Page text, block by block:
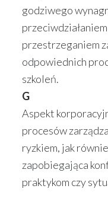
godziwego
przestrzeganiem
odpowiednich
szkoleń.
G
Aspekt
procesów
ryzkiem, jak
zapobiegająca
praktykom czy